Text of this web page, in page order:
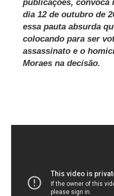
publicações, convoca
dia 12 de outubro de
essa pauta absurda
colocando para ser
assassinato e o
Moraes na decisão.